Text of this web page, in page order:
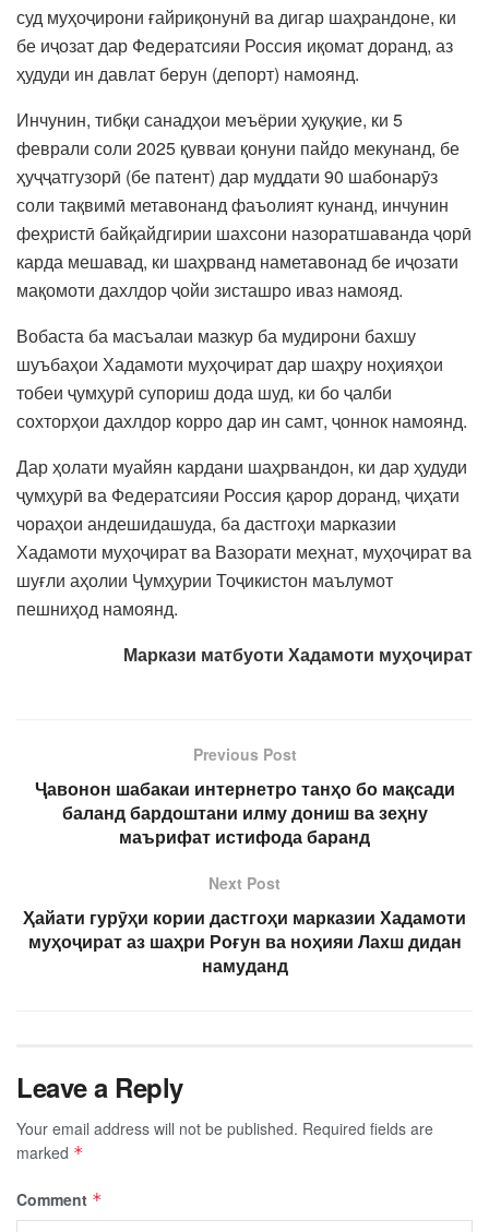
суд муҳоҷирони ғайриқонунӣ ва дигар шаҳрандоне, ки
бе иҷозат дар Федератсияи Россия иқомат доранд, аз
ҳудуди ин давлат берун (депорт) намоянд.
Инчунин, тибқи санадҳои меъёрии ҳуқуқие, ки 5
феврали соли 2025 қувваи қонуни пайдо мекунанд, бе
ҳуҷҷатгузорӣ (бе патент) дар муддати 90 шабонарӯз
соли тақвимӣ метавонанд фаъолият кунанд, инчунин
феҳристӣ байқайдгирии шахсони назоратшаванда ҷорӣ
карда мешавад, ки шаҳрванд наметавонад бе иҷозати
мақомоти дахлдор ҷойи зисташро иваз намояд.
Вобаста ба масъалаи мазкур ба мудирони бахшу
шуъбаҳои Хадамоти муҳоҷират дар шаҳру ноҳияҳои
тобеи ҷумҳурӣ супориш дода шуд, ки бо ҷалби
сохторҳои дахлдор корро дар ин самт, ҷоннок намоянд.
Дар ҳолати муайян кардани шаҳрвандон, ки дар ҳудуди
ҷумҳурӣ ва Федератсияи Россия қарор доранд, ҷиҳати
чораҳои андешидашуда, ба дастгоҳи марказии
Хадамоти муҳоҷират ва Вазорати меҳнат, муҳоҷират ва
шуғли аҳолии Ҷумҳурии Тоҷикистон маълумот
пешниҳод намоянд.
Маркази матбуоти Хадамоти муҳоҷират
Previous Post
Ҷавонон шабакаи интернетро танҳо бо мақсади
баланд бардоштани илму дониш ва зеҳну
маърифат истифода баранд
Next Post
Ҳайати гурӯҳи кории дастгоҳи марказии Хадамоти
муҳоҷират аз шаҳри Роғун ва ноҳияи Лахш дидан
намуданд
Leave a Reply
Your email address will not be published. Required fields are
marked *
Comment *